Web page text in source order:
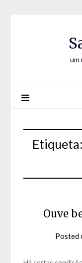
um
Etiqueta:
Ouve
Posted